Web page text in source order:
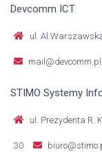
Devcomm ICT
ul.
mail@devcomm.pl
STIMO Systemy
ul. Prezydenta R.
30